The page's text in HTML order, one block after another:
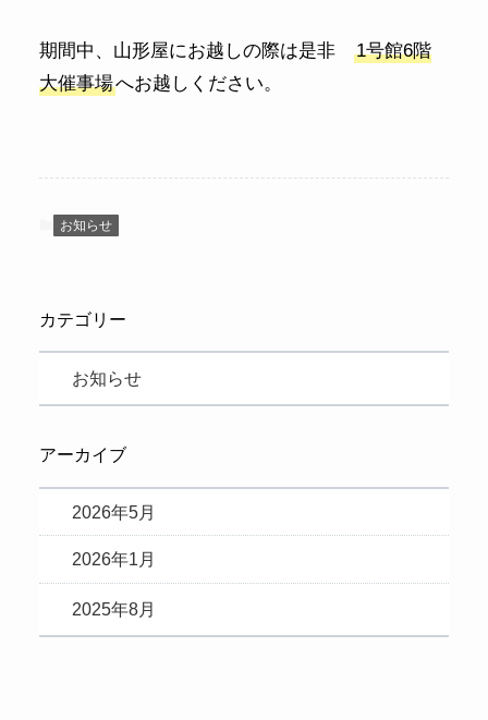
期間中、山形屋にお越しの際は是非
1号館6階
大催事場へお越しください。
お知らせ
カテゴリー
お知らせ
アーカイブ
2026年5月
2026年1月
2025年8月